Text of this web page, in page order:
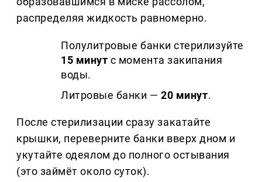
распределяя жидкость равномерно.
Полулитровые банки стерилизуйте
15 минут с момента закипания
воды.
Литровые банки —20 минут.
После стерилизации сразу закатайте
крышки, переверните банки вверх дном и
укутайте одеялом до полного остывания
(это займёт около суток).